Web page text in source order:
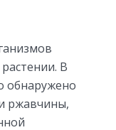
В
обнаружено
ржавчины,